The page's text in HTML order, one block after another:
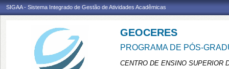
SIGAA - Sistema Integrado de Gestão de Atividades Acadêmicas
GEOCERES
PROGRAMA DE PÓS-
CENTRO DE ENSINO SUPERIOR